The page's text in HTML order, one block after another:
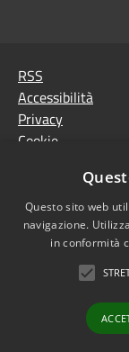
RSS
Accessibilità
Privacy
Cookie
Note Legali
Agenzia per
digitale
accessibilità
Dichiarazione di
accessibilità
Obiettivi di
Questo sito web
navigazione.
in conformità